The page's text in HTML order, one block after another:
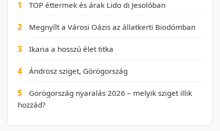
1 TOP éttermek és árak Lido di Jesolóban
2 Megnyílt a Városi Oázis az állatkerti Biodómban
3 Ikaria a hosszú élet titka
4 Ándrosz sziget, Görögország
5
Görögország nyaralás 2026 – melyik sziget illik
hozzád?